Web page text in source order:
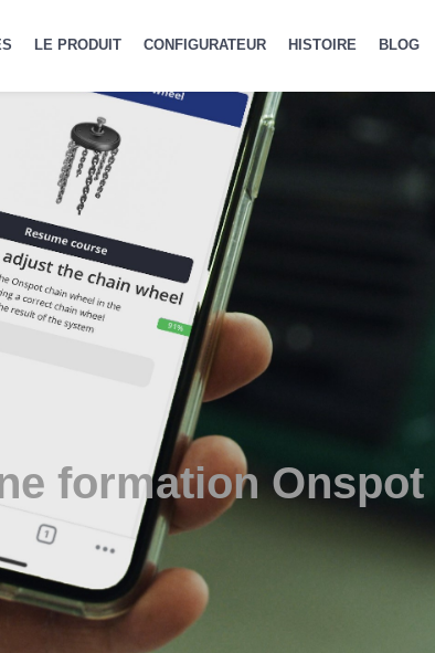
LE PRODUIT CONFIGURATEUR HISTOIRE BLOG
formation